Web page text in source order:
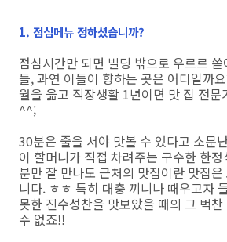
1. 점심메뉴 정하셨습니까?
점심시간만 되면 빌딩 밖으로 우르르
들, 과연 이들이 향하는 곳은 어디일까
월을 읆고 직장생활 1년이면 맛 집 전문
^^;
30분은 줄을 서야 맛볼 수 있다고 소문
이 할머니가 직접 차려주는 구수한 한
분만 잘 만나도 근처의 맛집이란 맛집
니다. ㅎㅎ 특히 대충 끼니나 때우고자
못한 진수성찬을 맛보았을 때의 그 벅
수 없죠!!